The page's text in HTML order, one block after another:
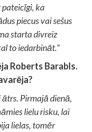
ka
piecus vai sešus
starta divreiz
to iedarbināt.”
Roberts Barabls.
ātrs. Pirmajā dienā,
lielu risku, lai
lielas, tomēr